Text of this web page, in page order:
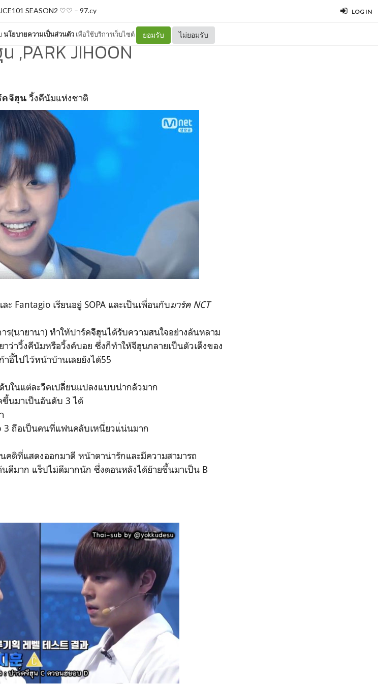
LOG IN
นโยบายความเป็นส่วนตัว เพื่อใช้บริการเว็บไซต์ ยอมรับ ไม่ยอมรับ
SEASON2 ♡♡ – 97.cy
,PARK JIHOON
คจีฮุนวิ้งคึนัมแห่งชาติ
ะ Fantagio เรียนอยู่ SOPA และเป็นเพื่อนกับมาร์ค NCT
ร(นายานา) ทำให้ปาร์คจีฮุนได้รับความสนใจอย่างล้นหลาม
ว่าวิ้งคึนัมหรือวิ้งค์บอย ซึ่งก็ทำให้จีฮุนกลายเป็นตัวเต็งของ
อี้ไปไว้หน้าบ้านเลยยังได้55
ในแต่ละวีคเปลี่ยนแปลงแบบน่ากลัวมาก
ขึ้นมาเป็นอันดับ 3 ได้
3 ถือเป็นคนที่แฟนคลับเหนี่ยวแ่น่นมาก
คติที่แสดงออกมาดี หน้าตาน่ารักและมีความสามารถ
นดีมาก แร็ปไม่ดีมากนัก ซึ่งตอนหลังได้ย้ายขึ้นมาเป็น B